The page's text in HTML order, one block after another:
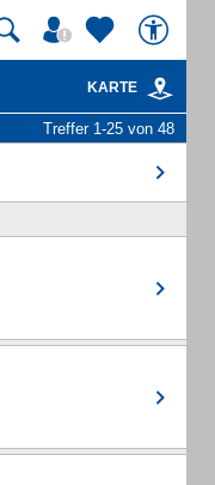
KARTE
Treffer 1-25 von 48